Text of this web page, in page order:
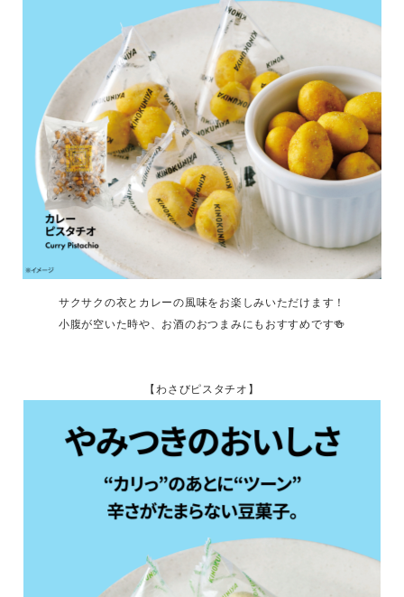
サクサクの衣とカレーの風味をお楽しみいただけます！
小腹が空いた時や、お酒のおつまみにもおすすめです🍻
【わさびピスタチオ】